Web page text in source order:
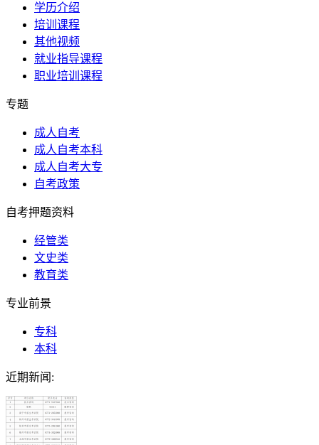
学历介绍
培训课程
其他视频
就业指导课程
职业培训课程
专题
成人自考
成人自考本科
成人自考大专
自考政策
自考押题资料
经管类
文史类
教育类
专业前景
专科
本科
近期新闻: